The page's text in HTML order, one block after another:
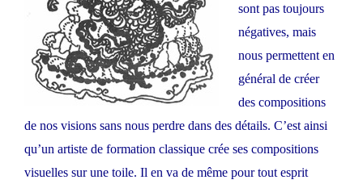
sont pas toujours
négatives, mais
nous permettent en
général de créer
des compositions
de nos visions sans nous perdre dans des détails. C’est ainsi
qu’un artiste de formation classique crée ses compositions
visuelles sur une toile. Il en va de même pour tout esprit